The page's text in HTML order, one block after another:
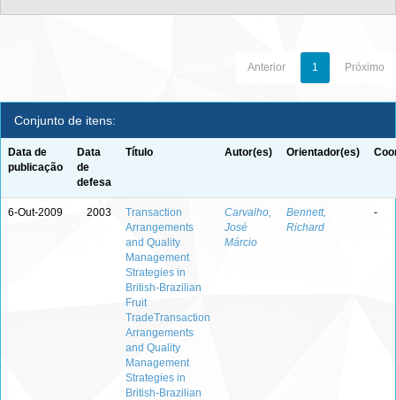
Anterior 1 Próximo
Conjunto de itens:
Data de
publicação
Data
de
defesa
Título Autor(es) Orientador(es)
6-Out-2009 2003
Transaction
Arrangements
and Quality
Management
Strategies in
British-Brazilian
Fruit
TradeTransaction
Arrangements
and Quality
Management
Strategies in
British-Brazilian
Carvalho,
José
Márcio
Bennett,
Richard
-